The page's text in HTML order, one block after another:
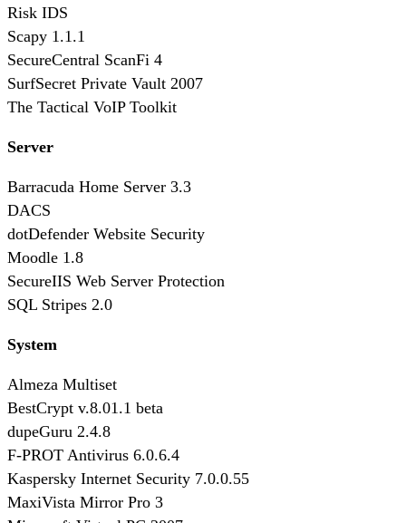
Risk IDS
Scapy 1.1.1
SecureCentral ScanFi 4
SurfSecret Private Vault 2007
The Tactical VoIP Toolkit
Server
Barracuda Home Server 3.3
DACS
dotDefender Website Security
Moodle 1.8
SecureIIS Web Server Protection
SQL Stripes 2.0
System
Almeza Multiset
BestCrypt v.8.01.1 beta
dupeGuru 2.4.8
F-PROT Antivirus 6.0.6.4
Kaspersky Internet Security 7.0.0.55
MaxiVista Mirror Pro 3